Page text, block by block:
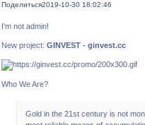
Поделиться2019-10-30 18:02:46
I'm not admin!
New project:GINVEST - ginvest.cc
Who We Are?
Gold in the 21st century is not